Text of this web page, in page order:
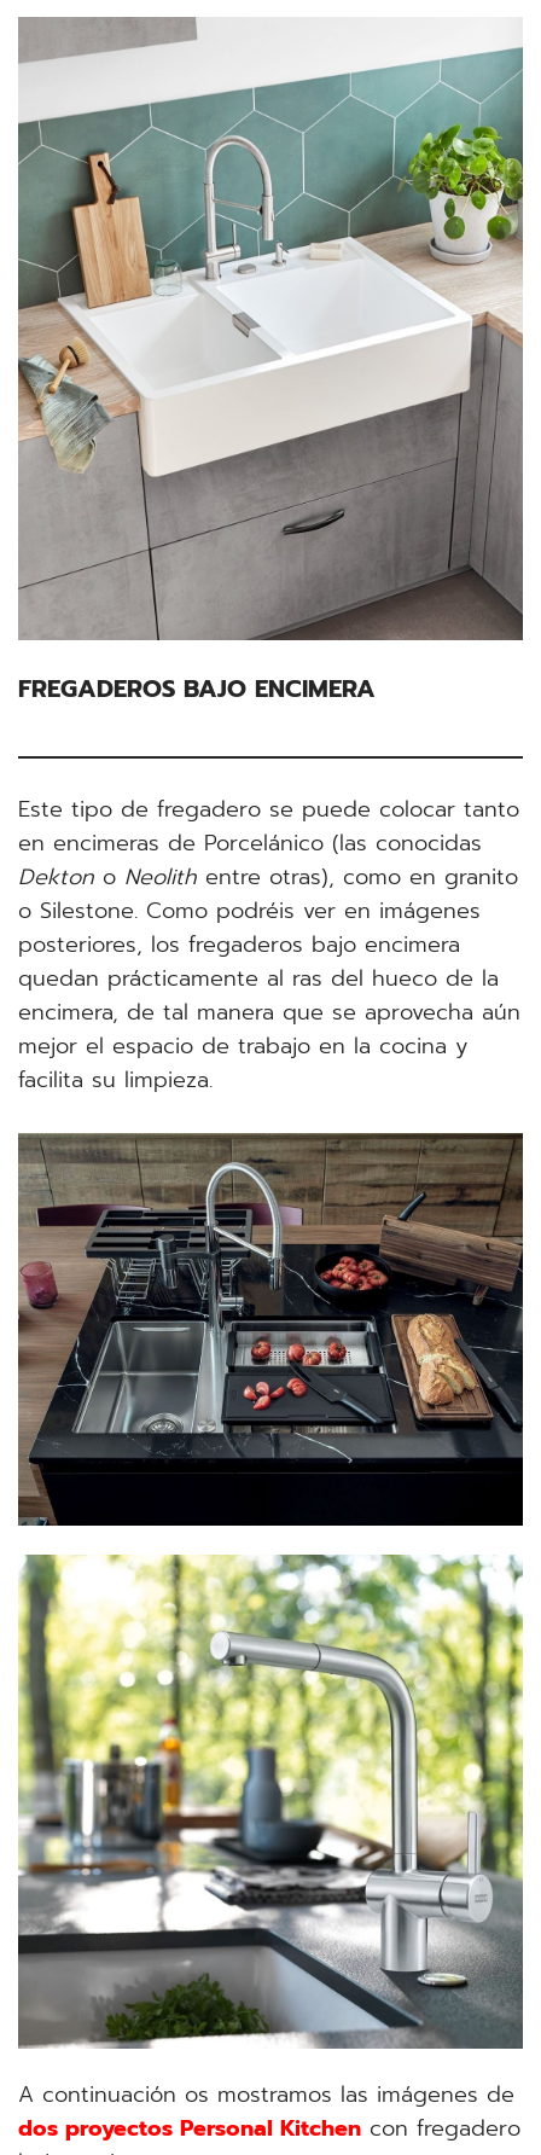
FREGADEROS BAJO ENCIMERA
Este tipo de fregadero se puede colocar tanto
en encimeras de Porcelánico (las conocidas
Dekton o Neolith entre otras), como en granito
o Silestone. Como podréis ver en imágenes
posteriores, los fregaderos bajo encimera
quedan prácticamente al ras del hueco de la
encimera, de tal manera que se aprovecha aún
mejor el espacio de trabajo en la cocina y
facilita su limpieza.
A continuación os mostramos las imágenes de
dos proyectos Personal Kitchen con fregadero